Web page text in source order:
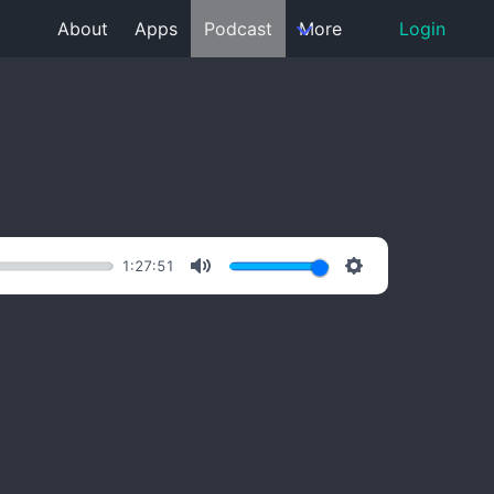
About Apps Podcast More Login
1:27:51
Mute Settings